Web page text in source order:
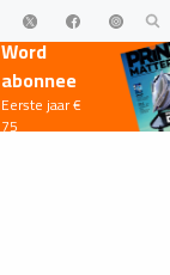
Word
abonnee
Eerste jaar €
75